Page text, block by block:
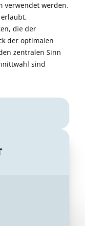
verwendet werden.
die der
der optimalen
zentralen Sinn
sind